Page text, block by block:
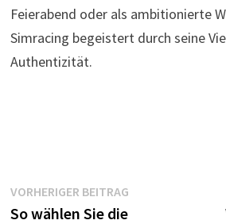
Feierabend oder als ambitionierte
Simracing begeistert durch seine
Authentizität.
Beitragsnavigation
VORHERIGER BEITRAGVorheriger
Beitrag:
So wählen Sie die